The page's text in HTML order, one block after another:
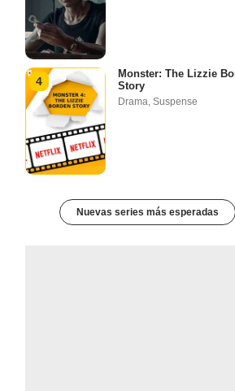
4
Monster: The Lizzie
Story
Drama Suspense
Nuevas series más esperadas